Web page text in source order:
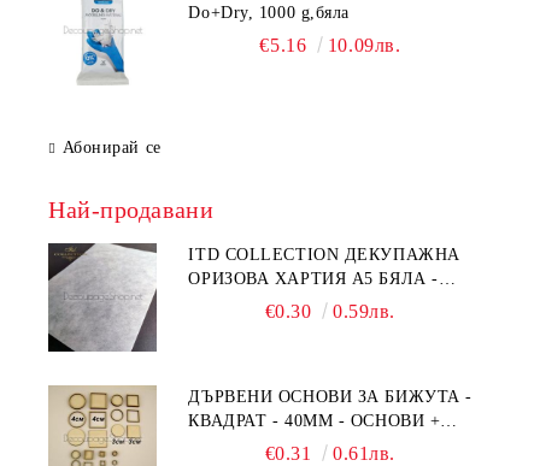
Do+Dry, 1000 g,бяла
€5.16 10.09лв.
Абонирай се
Най-продавани
ITD COLLECTION ДЕКУПАЖНА
ОРИЗОВА ХАРТИЯ А5 БЯЛА -
€0.30 0.59лв.
ДЪРВЕНИ ОСНОВИ ЗА БИЖУТА -
КВАДРАТ - 40ММ - ОСНОВИ +
€0.31 0.61лв.